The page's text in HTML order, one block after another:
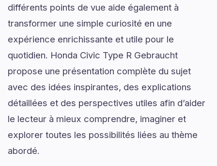
différents points de vue aide également à
transformer une simple curiosité en une
expérience enrichissante et utile pour le
quotidien. Honda Civic Type R Gebraucht
propose une présentation complète du sujet
avec des idées inspirantes, des explications
détaillées et des perspectives utiles afin d’aider
le lecteur à mieux comprendre, imaginer et
explorer toutes les possibilités liées au thème
abordé.